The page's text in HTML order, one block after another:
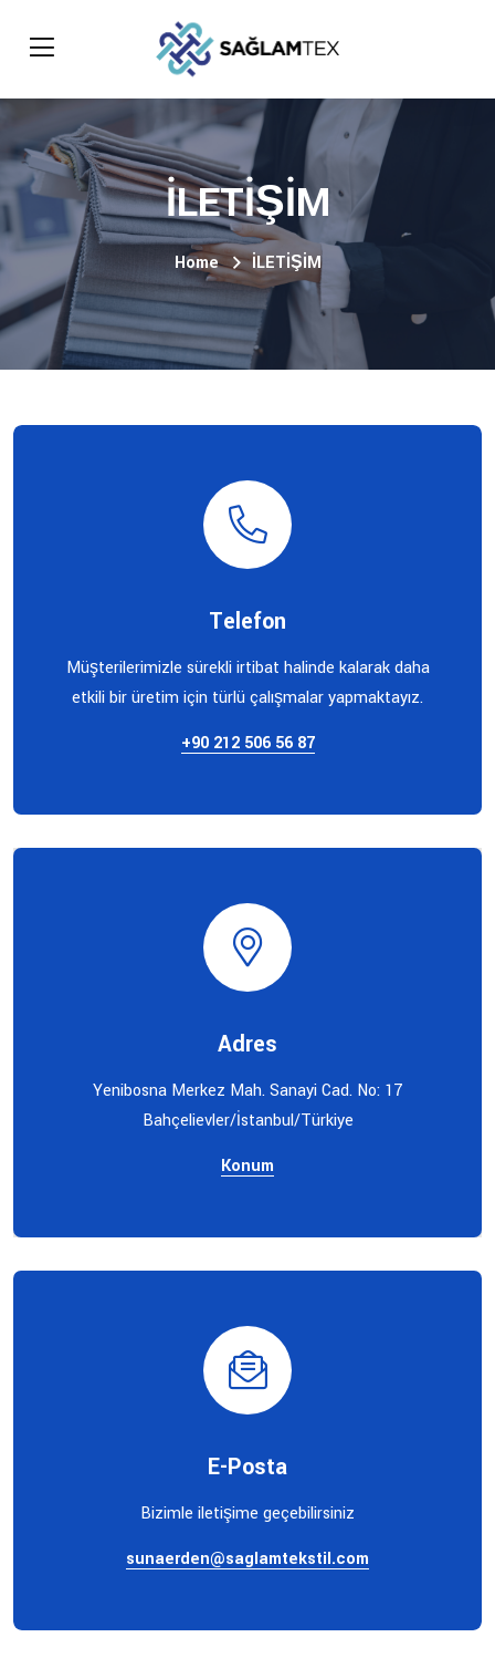
İLETİŞİM
Home İLETİŞİM
Telefon
Müşterilerimizle sürekli irtibat halinde kalarak daha
etkili bir üretim için türlü çalışmalar yapmaktayız.
+90 212 506 56 87
Adres
Yenibosna Merkez Mah. Sanayi Cad. No: 17
Bahçelievler/İstanbul/Türkiye
Konum
E-Posta
Bizimle iletişime geçebilirsiniz
sunaerden@saglamtekstil.com